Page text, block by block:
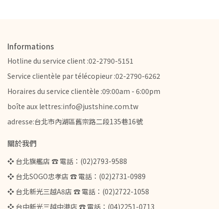
Informations
Hotline du service client :02-2790-5151
Service clientèle par télécopieur :02-2790-6262
Horaires du service clientèle :09:00am - 6:00pm
boîte aux lettres:info@justshine.com.tw
adresse:台北市內湖區舊宗路二段135巷16號
關於我們
❖ 台北旗艦店 ☎ 電話：(02)2793-9588
❖ 台北SOGO忠孝店 ☎ 電話：(02)2731-0989
❖ 台北新光三越A8店 ☎ 電話：(02)2722-1058
❖ 台中新光三越中港店 ☎ 電話：(04)2251-0713